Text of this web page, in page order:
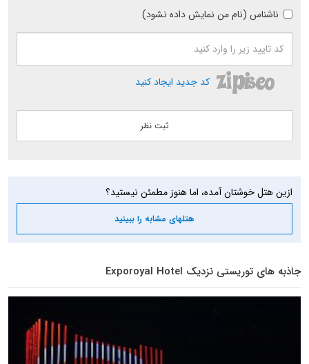
ناشناس (نام من نمایش داده نشود)
کد جدید ایجاد کنید
ازین هتل خوشتان آمده، اما هنوز مطمئن نیستید؟
هتلهای مشابه را ببینید
جاذبه های توریستی نزدیک Exporoyal Hotel